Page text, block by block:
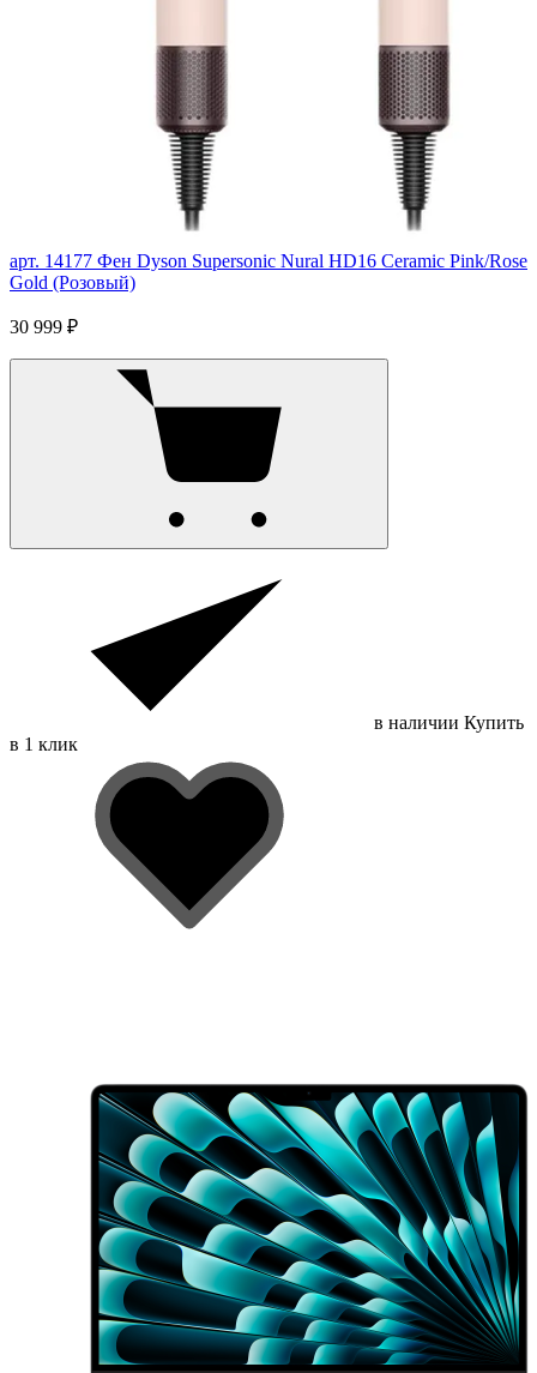
арт. 14177 Фен Dyson Supersonic Nural HD16 Ceramic Pink/Rose
Gold (Розовый)
30 999 ₽
в наличии Купить
в 1 клик